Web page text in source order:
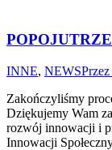
INNE, NEWSPrzez
Zakończyliśmy
Dziękujemy Wam
rozwój innowacji i
Innowacji